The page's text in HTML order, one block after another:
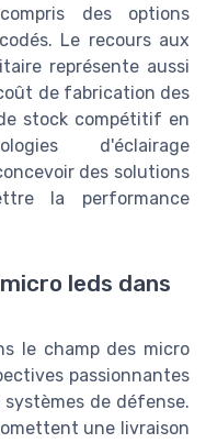
des options
Le recours aux
représente aussi
de fabrication des
stock compétitif en
d'éclairage
des solutions
la performance
leds dans
le champ des micro
passionnantes
de défense.
une livraison